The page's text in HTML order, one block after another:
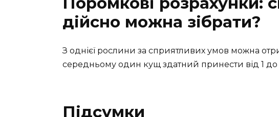
дійсно можна зібрати?
З однієї рослини за сприятливих умов можна
середньому один кущ здатний принести від 1
Підсумки